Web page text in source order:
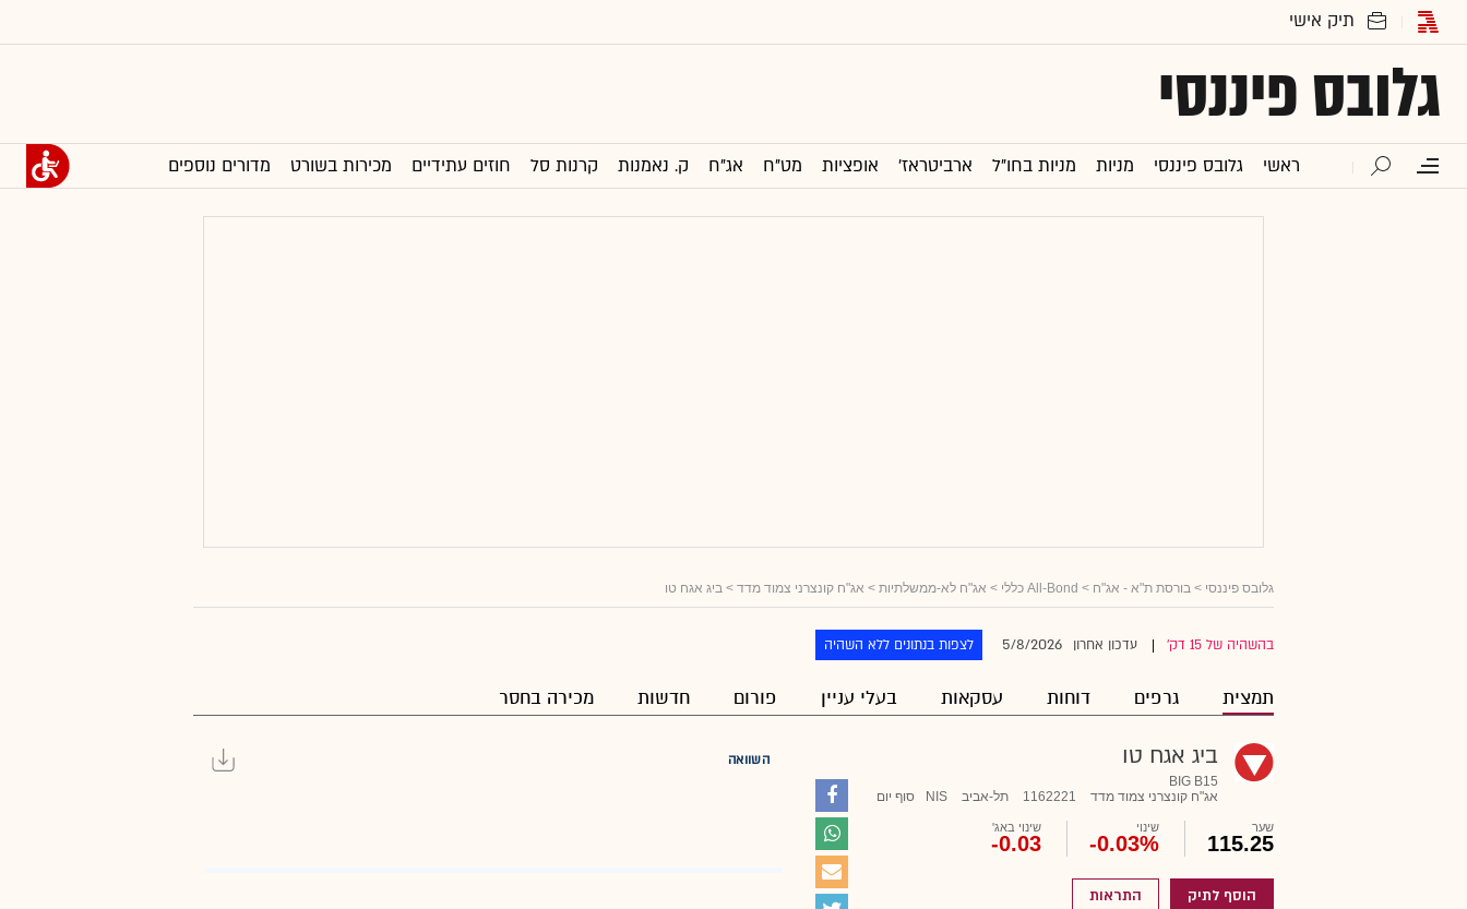
גלובס פיננסי
ראשי גלובס פיננסי מניות מניות בחו"ל ארביטראז' אופציות מט"ח אג"ח ק. נאמנות קרנות סל חוזים עתידיים מכירות בשורט מדורים נוספים
גלובס פיננסי > בורסת ת"א - אג"ח > All-Bond כללי > אג"ח לא-ממשלתיות > אג"ח קונצרני צמוד מדד > ביג אגח טו
בהשהיה של 15 דק' עדכון אחרון 5/8/2026 לצפות בנתונים ללא השהיה
תמצית גרפים דוחות עסקאות בעלי עניין פורום חדשות מכירה בחסר
ביג אגח טו
BIG B15
אג"ח קונצרני צמוד מדד
1162221 תל-אביב NIS סוף יום
שער
115.25
שינוי
-0.03%
שינוי באג'
-0.03
הוסף לתיק התראות
השוואה